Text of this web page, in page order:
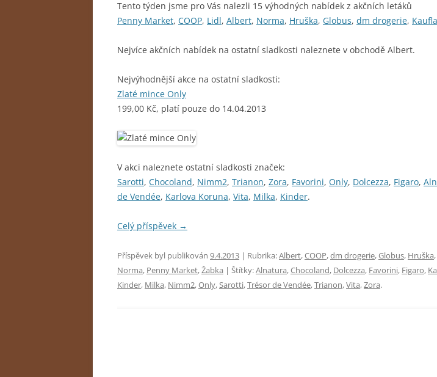
Tento týden jsme pro Vás nalezli 15 výhodných nabídek z akčních letáků
Penny Market, COOP, Lidl, Albert, Norma, Hruška, Globus, dm drogerie,
Nejvíce akčních nabídek na ostatní sladkosti naleznete v obchodě Albert.
Nejvýhodnější akce na ostatní sladkosti:
Zlaté mince Only
199,00 Kč, platí pouze do 14.04.2013
V akci naleznete ostatní sladkosti značek:
Sarotti, Chocoland, Nimm2, Trianon, Zora, Favorini, Only, Dolcezza, Figaro,
de Vendée, Karlova Koruna, Vita, Milka, Kinder.
Celý příspěvek →
Příspěvek byl publikován 9.4.2013 | Rubrika:Albert,COOP,dm drogerie,Globus, Hruška,
Norma, Penny Market,Žabka | Štítky:Alnatura,Chocoland, Dolcezza, Favorini, Figaro,
Kinder, Milka, Nimm2,Only,Sarotti,Trésor de Vendée,Trianon,Vita,Zora.